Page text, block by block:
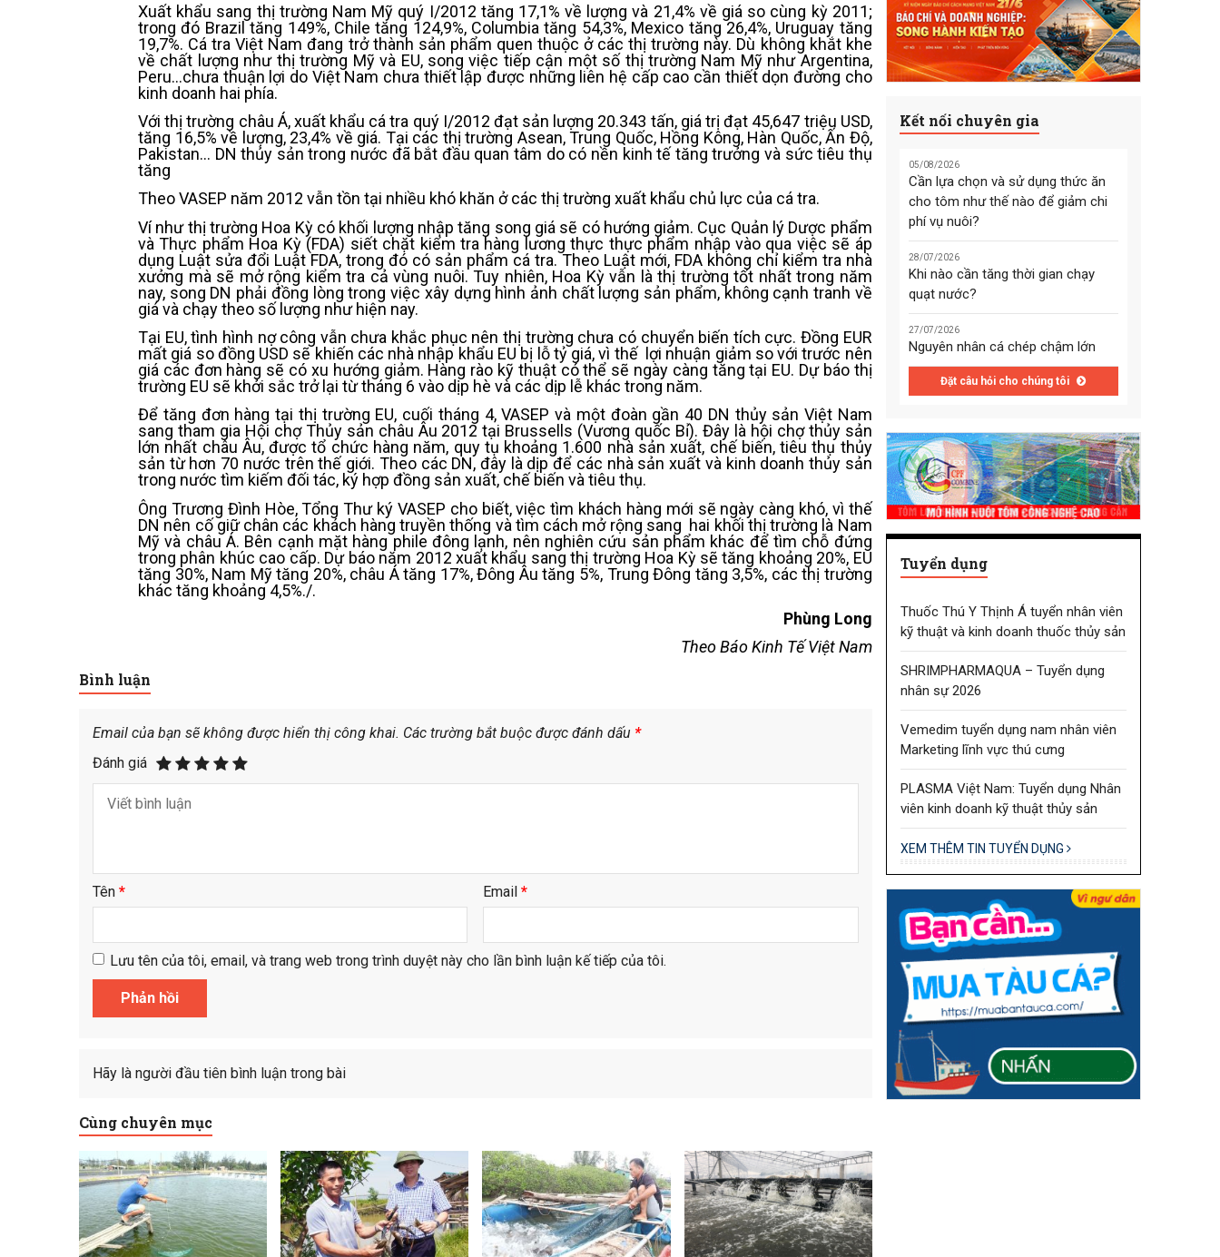
Xuất khẩu sang thị trường Nam Mỹ quý I/2012 tăng 17,1% về lượng và 21,4% về giá so cùng kỳ 2011;
trong đó Brazil tăng 149%, Chile tăng 124,9%, Columbia tăng 54,3%, Mexico tăng 26,4%, Uruguay tăng
19,7%. Cá tra Việt Nam đang trở thành sản phẩm quen thuộc ở các thị trường này. Dù không khắt khe
về chất lượng như thị trường Mỹ và EU, song việc tiếp cận một số thị trường Nam Mỹ như Argentina,
Peru…chưa thuận lợi do Việt Nam chưa thiết lập được những liên hệ cấp cao cần thiết dọn đường cho
kinh doanh hai phía.
Với thị trường châu Á, xuất khẩu cá tra quý I/2012 đạt sản lượng 20.343 tấn, giá trị đạt 45,647 triệu USD,
tăng 16,5% về lượng, 23,4% về giá. Tại các thị trường Asean, Trung Quốc, Hồng Kông, Hàn Quốc, Ấn Độ,
Pakistan… DN thủy sản trong nước đã bắt đầu quan tâm do có nền kinh tế tăng trưởng và sức tiêu thụ
tăng
Theo VASEP năm 2012 vẫn tồn tại nhiều khó khăn ở các thị trường xuất khẩu chủ lực của cá tra.
Ví như thị trường Hoa Kỳ có khối lượng nhập tăng song giá sẽ có hướng giảm. Cục Quản lý Dược phẩm
và Thực phẩm Hoa Kỳ (FDA) siết chặt kiểm tra hàng lương thực thực phẩm nhập vào qua việc sẽ áp
dụng Luật sửa đổi Luật FDA, trong đó có sản phẩm cá tra. Theo Luật mới, FDA không chỉ kiểm tra nhà
xưởng mà sẽ mở rộng kiểm tra cả vùng nuôi. Tuy nhiên, Hoa Kỳ vẫn là thị trường tốt nhất trong năm
nay, song DN phải đồng lòng trong việc xây dựng hình ảnh chất lượng sản phẩm, không cạnh tranh về
giá và chạy theo số lượng như hiện nay.
Tại EU, tình hình nợ công vẫn chưa khắc phục nên thị trường chưa có chuyển biến tích cực. Đồng EUR
mất giá so đồng USD sẽ khiến các nhà nhập khẩu EU bị lỗ tỷ giá, vì thế lợi nhuận giảm so với trước nên
giá các đơn hàng sẽ có xu hướng giảm. Hàng rào kỹ thuật có thể sẽ ngày càng tăng tại EU. Dự báo thị
trường EU sẽ khởi sắc trở lại từ tháng 6 vào dịp hè và các dịp lễ khác trong năm.
Để tăng đơn hàng tại thị trường EU, cuối tháng 4, VASEP và một đoàn gần 40 DN thủy sản Việt Nam
sang tham gia Hội chợ Thủy sản châu Âu 2012 tại Brussells (Vương quốc Bỉ). Đây là hội chợ thủy sản
lớn nhất châu Âu, được tổ chức hàng năm, quy tụ khoảng 1.600 nhà sản xuất, chế biến, tiêu thụ thủy
sản từ hơn 70 nước trên thế giới. Theo các DN, đây là dịp để các nhà sản xuất và kinh doanh thủy sản
trong nước tìm kiếm đối tác, ký hợp đồng sản xuất, chế biến và tiêu thụ.
Ông Trương Đình Hòe, Tổng Thư ký VASEP cho biết, việc tìm khách hàng mới sẽ ngày càng khó, vì thế
DN nên cố giữ chân các khách hàng truyền thống và tìm cách mở rộng sang hai khối thị trường là Nam
Mỹ và châu Á. Bên cạnh mặt hàng phile đông lạnh, nên nghiên cứu sản phẩm khác để tìm chỗ đứng
trong phân khúc cao cấp. Dự báo năm 2012 xuất khẩu sang thị trường Hoa Kỳ sẽ tăng khoảng 20%, EU
tăng 30%, Nam Mỹ tăng 20%, châu Á tăng 17%, Đông Âu tăng 5%, Trung Đông tăng 3,5%, các thị trường
khác tăng khoảng 4,5%./.
Phùng Long
Theo Báo Kinh Tế Việt Nam
Bình luận
Email của bạn sẽ không được hiển thị công khai. Các trường bắt buộc được đánh dấu *
Đánh giá
Tên * Email*
Lưu tên của tôi, email, và trang web trong trình duyệt này cho lần bình luận kế tiếp của tôi.
Hãy là người đầu tiên bình luận trong bài
Cùng chuyên mục
Kết nối chuyên gia
05/08/2026
Cần lựa chọn và sử dụng thức ăn
cho tôm như thế nào để giảm chi
phí vụ nuôi?
28/07/2026
Khi nào cần tăng thời gian chạy
quạt nước?
27/07/2026
Nguyên nhân cá chép chậm lớn
Đặt câu hỏi cho chúng tôi
Tuyển dụng
Thuốc Thú Y Thịnh Á tuyển nhân viên
kỹ thuật và kinh doanh thuốc thủy sản
SHRIMPHARMAQUA – Tuyển dụng
nhân sự 2026
Vemedim tuyển dụng nam nhân viên
Marketing lĩnh vực thú cưng
PLASMA Việt Nam: Tuyển dụng Nhân
viên kinh doanh kỹ thuật thủy sản
XEM THÊM TIN TUYỂN DỤNG